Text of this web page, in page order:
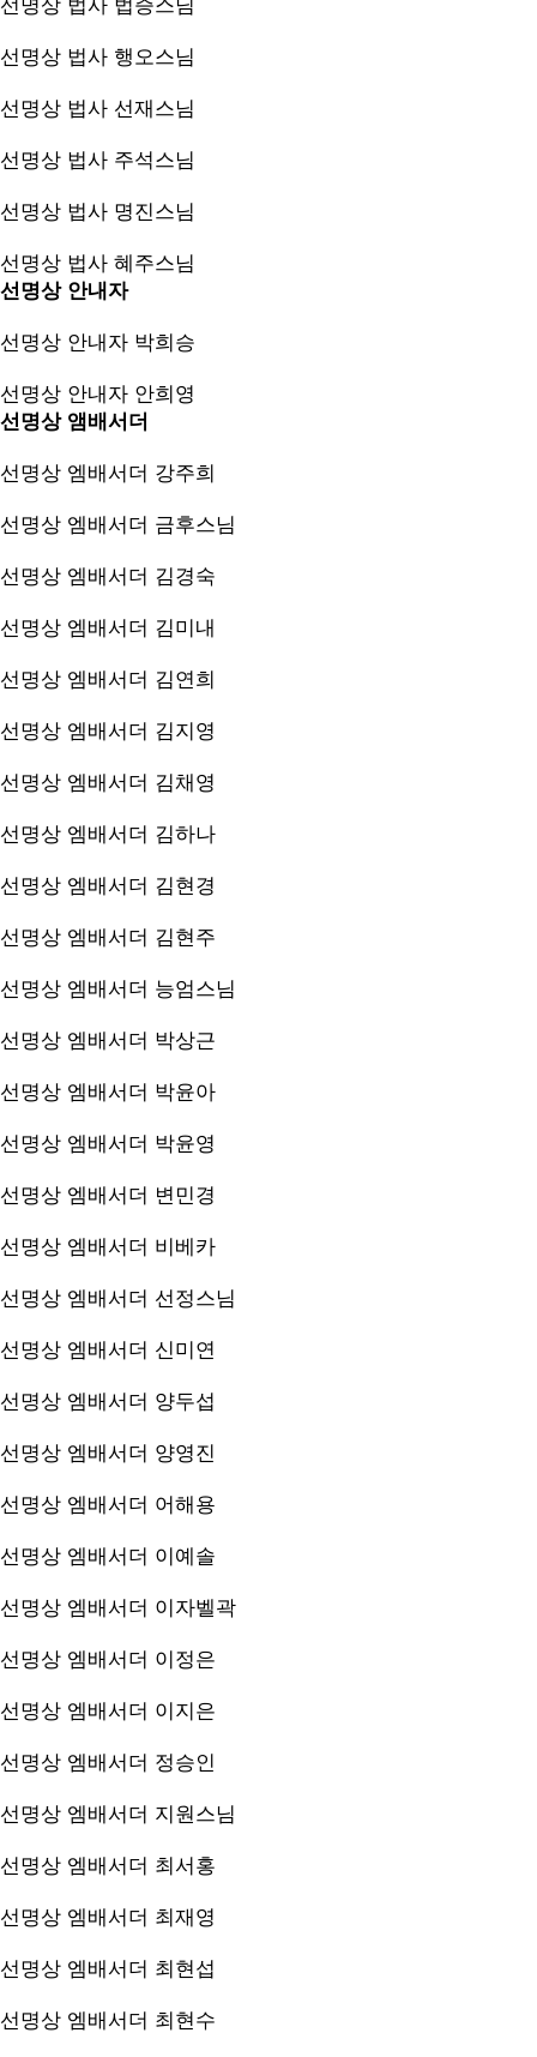
선명상 법사 법증스님
선명상 법사 행오스님
선명상 법사 선재스님
선명상 법사 주석스님
선명상 법사 명진스님
선명상 법사 혜주스님
선명상 안내자
선명상 안내자 박희승
선명상 안내자 안희영
선명상 앰배서더
선명상 엠배서더 강주희
선명상 엠배서더 금후스님
선명상 엠배서더 김경숙
선명상 엠배서더 김미내
선명상 엠배서더 김연희
선명상 엠배서더 김지영
선명상 엠배서더 김채영
선명상 엠배서더 김하나
선명상 엠배서더 김현경
선명상 엠배서더 김현주
선명상 엠배서더 능엄스님
선명상 엠배서더 박상근
선명상 엠배서더 박윤아
선명상 엠배서더 박윤영
선명상 엠배서더 변민경
선명상 엠배서더 비베카
선명상 엠배서더 선정스님
선명상 엠배서더 신미연
선명상 엠배서더 양두섭
선명상 엠배서더 양영진
선명상 엠배서더 어해용
선명상 엠배서더 이예솔
선명상 엠배서더 이자벨곽
선명상 엠배서더 이정은
선명상 엠배서더 이지은
선명상 엠배서더 정승인
선명상 엠배서더 지원스님
선명상 엠배서더 최서홍
선명상 엠배서더 최재영
선명상 엠배서더 최현섭
선명상 엠배서더 최현수